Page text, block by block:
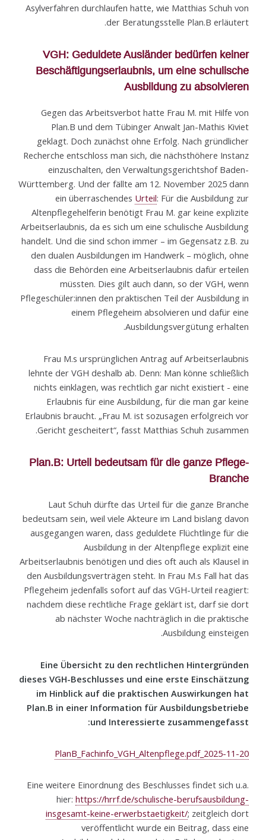
Asylverfahren durchlaufen hatte, wie Matthias Schuh von
der Beratungs­stelle Plan.B erläutert.
VGH: Geduldete Ausländer bedürfen keiner
Beschäftigungserlaubnis, um eine schulische
Ausbildung zu absolvieren
Gegen das Arbeitsverbot hatte Frau M. mit Hilfe von
Plan.B und dem Tübinger Anwalt Jan-Mathis Kiviet
geklagt. Doch zunächst ohne Erfolg. Nach gründlicher
Recherche entschloss man sich, die nächsthöhere Instanz
einzuschalten, den Verwaltungsgerichtshof Baden-
Württemberg. Und der fällte am 12. November 2025 dann
ein überraschendes Urteil: Für die Ausbildung zur
Altenpflege­helferin benötigt Frau M. gar keine explizite
Arbeitserlaubnis, da es sich um eine schulische Ausbildung
handelt. Und die sind schon immer – im Gegensatz z.B. zu
den dualen Ausbil­dungen im Handwerk – möglich, ohne
dass die Behörden eine Arbeitserlaubnis dafür ertei­len
müssten. Dies gilt auch dann, so der VGH, wenn
Pflegeschüler:innen den praktischen Teil der Ausbildung in
einem Pflegeheim absolvieren und dafür eine
Ausbildungsvergütung erhalten.
Frau M.s ursprünglichen Antrag auf Arbeitserlaubnis
lehnte der VGH deshalb ab. Denn: Man könne schließlich
nichts einklagen, was rechtlich gar nicht existiert - eine
Erlaubnis für eine Ausbildung, für die man gar keine
Erlaubnis braucht. „Frau M. ist sozusagen erfolg­reich vor
Gericht gescheitert“, fasst Matthias Schuh zusammen.
Plan.B: Urteil bedeutsam für die ganze Pflege-
Branche
Laut Schuh dürfte das Urteil für die ganze Branche
bedeutsam sein, weil viele Akteure im Land bislang davon
ausgegangen waren, dass geduldete Flüchtlinge für die
Ausbildung in der Altenpflege explizit eine
Arbeitserlaubnis benötigen und dies oft auch als Klausel in
den Ausbildungsverträgen steht. In Frau M.s Fall hat das
Pflegeheim jedenfalls sofort auf das VGH-Urteil reagiert:
nachdem diese rechtliche Frage geklärt ist, darf sie dort
ab nächster Woche nachträglich in die praktische
Ausbildung einsteigen.
Eine Übersicht zu den rechtlichen Hintergründen
dieses VGH-Beschlusses und eine erste Einschätzung
im Hinblick auf die praktischen Auswirkungen hat
Plan.B in einer Information für Ausbildungsbetriebe
und Interessierte zusammengefasst:
2025-11-20_PlanB_Fachinfo_VGH_Altenpflege.pdf
Eine weitere Einordnung des Beschlusses findet sich u.a.
hier: https://hrrf.de/schulische-berufsausbildung-
insgesamt-keine-erwerbstaetigkeit/; zeitgleich dort
veröffentlicht wurde ein Beitrag, dass eine